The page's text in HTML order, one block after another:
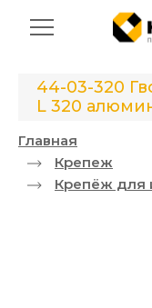
44-03-320
L 320
Главная
Крепеж
Крепёж для